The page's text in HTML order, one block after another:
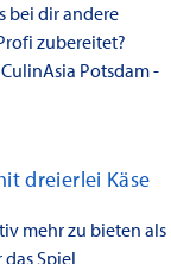
bei dir andere
zubereitet?
Potsdam -
dreierlei Käse
mehr zu bieten als
Spiel